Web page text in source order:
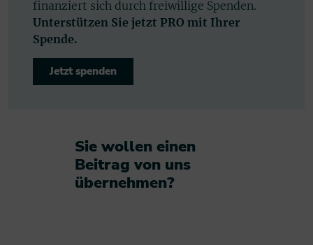
finanziert sich durch freiwillige Spenden.
Unterstützen Sie jetzt PRO mit Ihrer
Spende.
Jetzt spenden
Sie wollen einen
Beitrag von uns
übernehmen?​